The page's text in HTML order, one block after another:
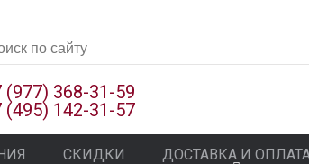
(977) 368-31-59
(495) 142-31-57
СКИДКИ ДОСТАВКА И